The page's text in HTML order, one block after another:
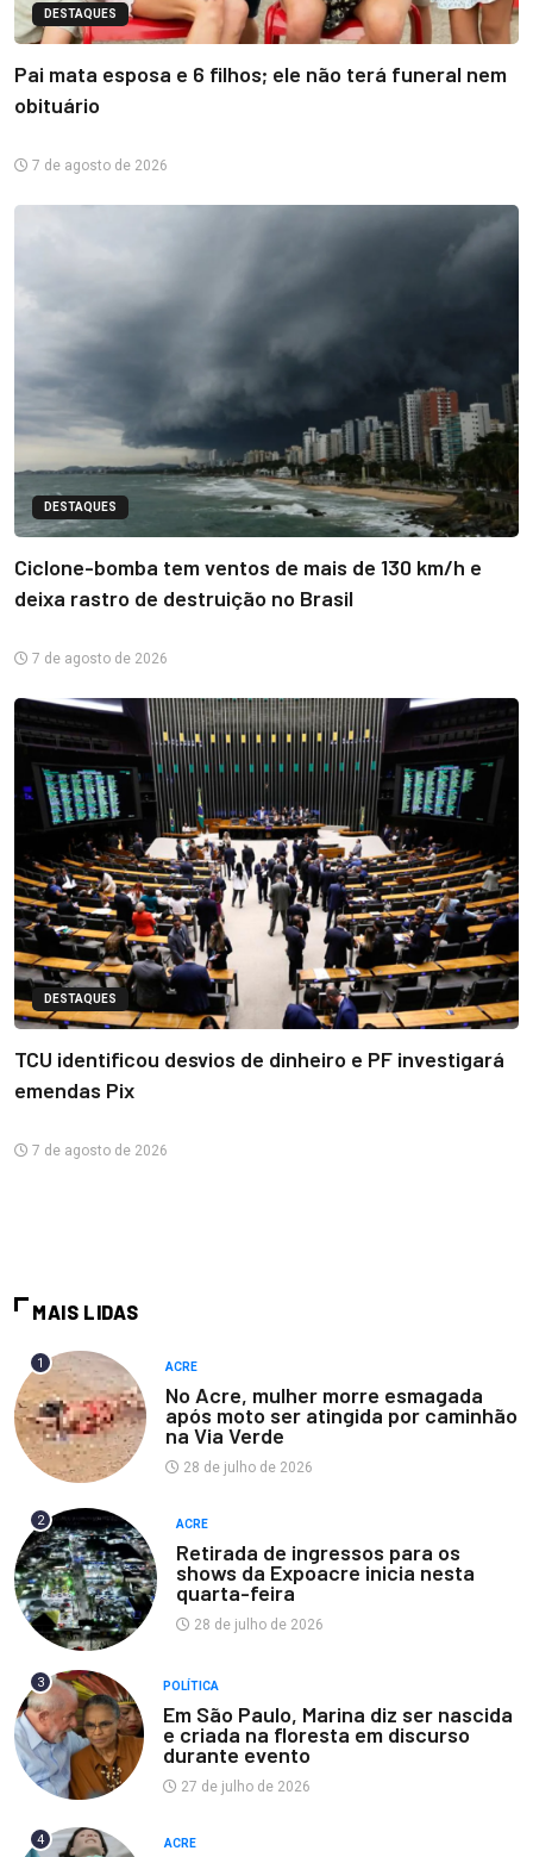
DESTAQUES
Pai mata esposa e 6 filhos; ele não terá funeral nem
obituário
7 de agosto de 2026
DESTAQUES
Ciclone-bomba tem ventos de mais de 130 km/h e
deixa rastro de destruição no Brasil
7 de agosto de 2026
DESTAQUES
TCU identificou desvios de dinheiro e PF investigará
emendas Pix
7 de agosto de 2026
MAIS LIDAS
1 ACRE
No Acre, mulher morre esmagada
após moto ser atingida por caminhão
na Via Verde
28 de julho de 2026
2 ACRE
Retirada de ingressos para os
shows da Expoacre inicia nesta
quarta-feira
28 de julho de 2026
3 POLÍTICA
Em São Paulo, Marina diz ser nascida
e criada na floresta em discurso
durante evento
27 de julho de 2026
4 ACRE